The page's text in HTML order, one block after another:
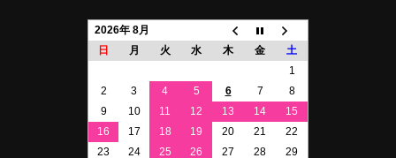
2026年 8月
日
月 火 水 木 金
土
1
2
3 4 5 6 7
8
9
10 11 12 13 14
15
16
17 18 19 20 21
22
23
24 25 26 27 28 29